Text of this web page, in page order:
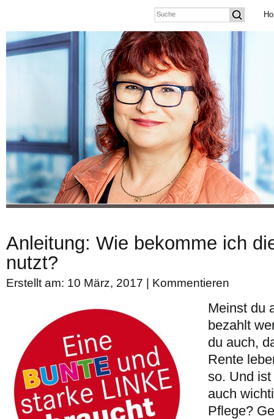
Anleitung: Wie bekomme ich
nutzt?
Erstellt am: 10 März, 2017 | Kommentieren
Meinst du
bezahlt
du auch,
Rente
so. Und
auch
Pflege?